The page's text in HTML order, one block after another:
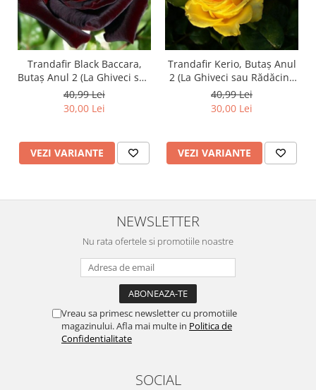
Trandafir Black Baccara,
Butaș Anul 2 (La Ghiveci sau
Rădăcină Liberă)
40,99 Lei
30,00 Lei
VEZI VARIANTE
Trandafir Kerio, Butaș Anul
2 (La Ghiveci sau Rădăcină
Liberă)
40,99 Lei
30,00 Lei
VEZI VARIANTE
NEWSLETTER
Nu rata ofertele si promotiile noastre
Vreau sa primesc newsletter cu promotiile
magazinului. Afla mai multe in Politica de
Confidentialitate
SOCIAL